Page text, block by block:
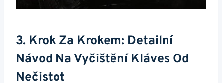
3.​ Krok Za Krokem: Detailní
Návod Na ⁢vyčištění Kláves Od
Nečistot